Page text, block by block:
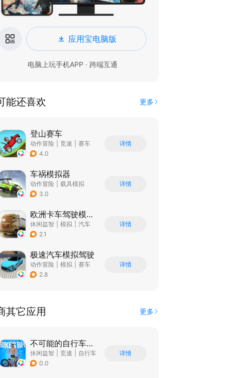
应用宝电脑版
电脑上玩手机APP · 跨端互通
能还喜欢 更多
登山赛车
动作冒险 竞速
赛车
| 卡通
4.0
详情
车祸模拟器
动作冒险
载具模拟
| 汽车
3.0
详情
欧洲卡车驾驶模拟器3
休闲益智 模拟
汽车
| 写实
2.1
详情
极速汽车模拟驾驶
动作冒险 模拟
赛车
| 漂移
2.8
详情
其它应用 更多
不可能的自行车特技
休闲益智 竞速
自行车
| 写实
0.0
详情